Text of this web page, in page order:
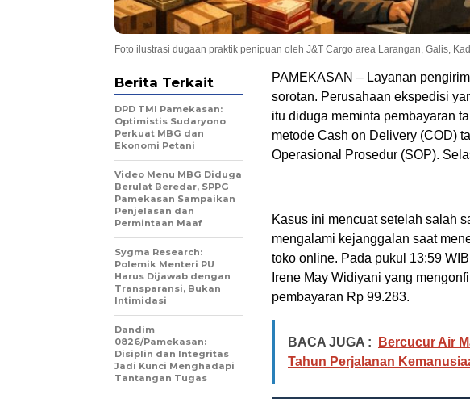
Foto ilustrasi dugaan praktik penipuan oleh J&T Cargo area Larangan, Galis,
PAMEKASAN – Layanan
sorotan. Perusahaan ekspedisi
itu diduga meminta pembayaran
metode Cash on Delivery (COD)
Operasional Prosedur (SOP).
Kasus ini mencuat setelah salah
mengalami kejanggalan saat
toko online. Pada pukul 13:59
Irene May Widiyani yang
pembayaran Rp 99.283.
BACA JUGA :
Bercucur Air
Tahun Perjalanan
Berita Terkait
DPD TMI Pamekasan:
Optimistis Sudaryono
Perkuat MBG dan
Ekonomi Petani
‎Video Menu MBG Diduga
Berulat Beredar, SPPG
Pamekasan Sampaikan
Penjelasan dan
Permintaan Maaf
Sygma Research:
Polemik Menteri PU
Harus Dijawab dengan
Transparansi, Bukan
Intimidasi
‎Dandim
0826/Pamekasan:
Disiplin dan Integritas
Jadi Kunci Menghadapi
Tantangan Tugas